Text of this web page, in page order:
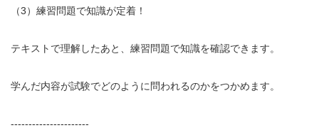
（3）練習問題で知識が定着！
テキストで理解したあと、練習問題で知識を確認できます。
学んだ内容が試験でどのように問われるのかをつかめます。
----------------------